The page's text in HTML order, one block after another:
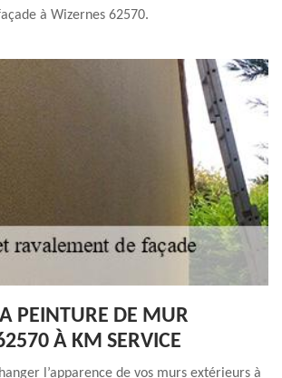
à Wizernes 62570.
PEINTURE DE MUR
À KM SERVICE
l’apparence de vos murs extérieurs à